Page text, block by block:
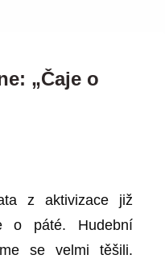
„Čaje o
z aktivizace již
o páté. Hudební
se velmi těšili.